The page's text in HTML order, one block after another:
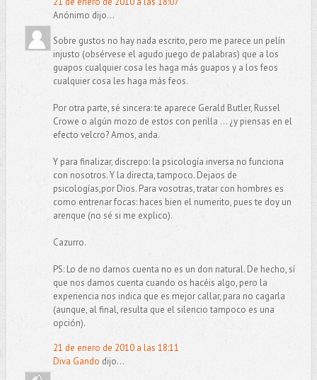
Anónimo dijo...
Sobre gustos no hay nada escrito, pero me parece un pelín
injusto (obsérvese el agudo juego de palabras) que a los
guapos cualquier cosa les haga más guapos y a los feos
cualquier cosa les haga más feos.
Por otra parte, sé sincera: te aparece Gerald Butler, Russel
Crowe o algún mozo de estos con perilla ... ¿y piensas en el
efecto velcro? Amos, anda.
Y para finalizar, discrepo: la psicología inversa no funciona
con nosotros. Y la directa, tampoco. Dejaos de
psicologías,por Dios. Para vosotras, tratar con hombres es
como entrenar focas: haces bien el numerito, pues te doy un
arenque (no sé si me explico).
Cazurro.
PS: Lo de no darnos cuenta no es un don natural. De hecho, sí
que nos damos cuenta cuando os hacéis algo, pero la
experiencia nos indica que es mejor callar, para no cagarla
(aunque, al final, resulta que el silencio tampoco es una
opción).
21 de enero de 2010 a las 18:11
Diva Gando dijo...